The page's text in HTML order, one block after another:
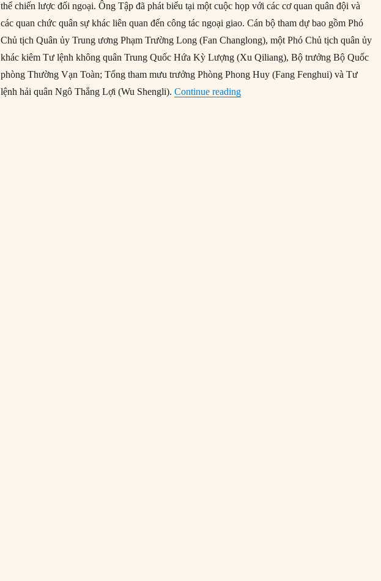
thể chiến lược đối ngoại. Ông Tập đã phát biểu tại một cuộc họp với các cơ quan quân đội và
các quan chức quân sự khác liên quan đến công tác ngoại giao. Cán bộ tham dự bao gồm Phó
Chủ tịch Quân ủy Trung ương Phạm Trường Long (Fan Changlong), một Phó Chủ tịch quân ủy
khác kiêm Tư lệnh không quân Trung Quốc Hứa Kỳ Lượng (Xu Qiliang), Bộ trưởng Bộ Quốc
phòng Thường Vạn Toàn; Tổng tham mưu trưởng Phòng Phong Huy (Fang Fenghui) và Tư
lệnh hải quân Ngô Thắng Lợi (Wu Shengli).Continue reading“3 Mục tiêu ngoại giao quân sự